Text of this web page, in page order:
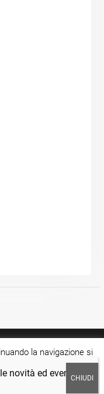
riservati.
la navigazione si
Cookie settings
novità ed eventi?